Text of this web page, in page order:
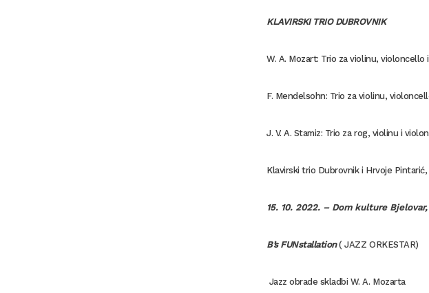
KLAVIRSKI TRIO DUBROVNIK
W. A. Mozart: Trio za violinu, violoncello
F. Mendelsohn: Trio za violinu,
J. V. A. Stamiz: Trio za rog, violinu i
Klavirski trio Dubrovnik i Hrvoje
15. 10. 2022. – Dom kulture
B’s FUNstallation( JAZZ ORKESTAR)
Jazz obrade skladbi W. A. Mozarta